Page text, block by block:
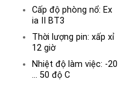
Cấp độ phòng nổ: Ex
ia II BT3
Thời lượng pin: xấp xỉ
12 giờ
Nhiệt độ làm việc: -20
… 50 độ C